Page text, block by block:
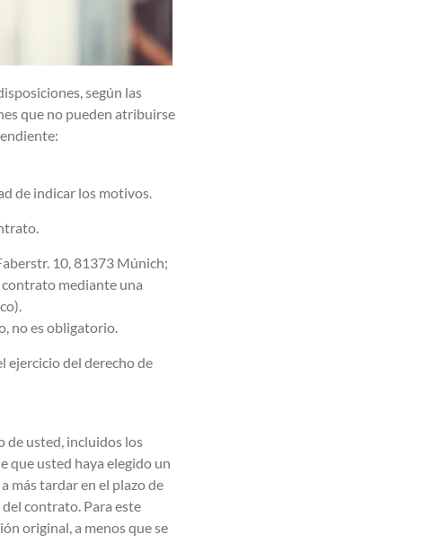
según las
que no pueden atribuirse
de indicar los motivos.
10, 81373 Múnich;
mediante una
no es obligatorio.
ejercicio del derecho de
de usted, incluidos los
que usted haya elegido un
más tardar en el plazo de
contrato. Para este
original, a menos que se